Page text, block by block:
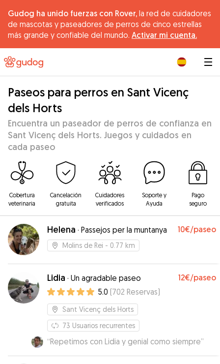
Gudog ha unido fuerzas con Rover, la red de cuidadores
de mascotas y paseadores de perros de cinco estrellas
más grande y confiable del mundo. Activar mi cuenta.
Paseos para perros en Sant Vicenç
dels Horts
Encuentra un paseador de perros de confianza en
Sant Vicenç dels Horts. Juegos y cuidados en
cada paseo
Cobertura
veterinaria
Cancelación
gratuita
Cuidadores
verificados
Soporte y
Ayuda
Pago
seguro
Helena · Passejos per la muntanya 10€/paseo
Molins de Rei - 0.77 km
Lidia · Un agradable paseo 12€/paseo
5.0 (702 Reservas)
Sant Vicenç dels Horts
73 Usuarios recurrentes
“Repetimos con Lidia y genial como siempre”